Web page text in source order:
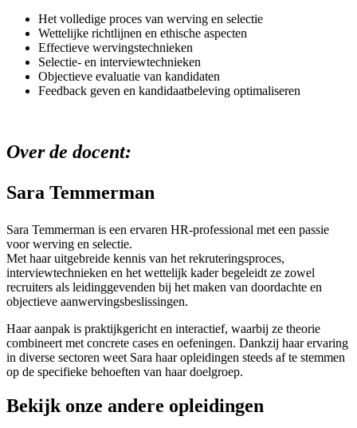
Het volledige proces van werving en selectie
Wettelijke richtlijnen en ethische aspecten
Effectieve wervingstechnieken
Selectie- en interviewtechnieken
Objectieve evaluatie van kandidaten
Feedback geven en kandidaatbeleving optimaliseren
Over de docent:
Sara Temmerman
Sara Temmerman is een ervaren HR-professional met een passie
voor werving en selectie.
Met haar uitgebreide kennis van het rekruteringsproces,
interviewtechnieken en het wettelijk kader begeleidt ze zowel
recruiters als leidinggevenden bij het maken van doordachte en
objectieve aanwervingsbeslissingen.
Haar aanpak is praktijkgericht en interactief, waarbij ze theorie
combineert met concrete cases en oefeningen. Dankzij haar ervaring
in diverse sectoren weet Sara haar opleidingen steeds af te stemmen
op de specifieke behoeften van haar doelgroep.
Bekijk onze andere opleidingen